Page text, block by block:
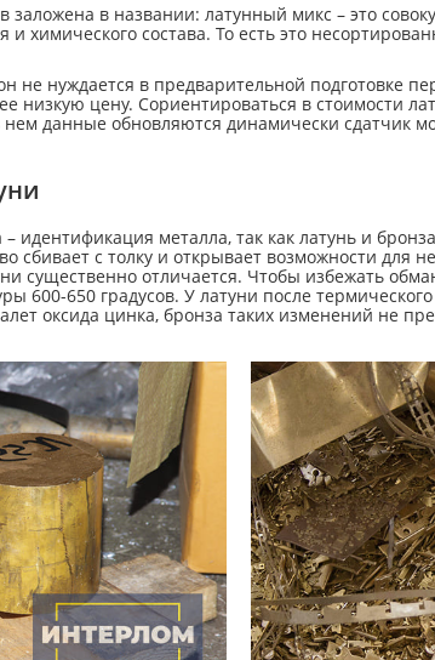
заложена в названии: латунный микс – это
и химического состава. То есть это
не нуждается в предварительной подготовке
низкую цену. Сориентироваться в стоимости
данные обновляются динамически сдатчик
идентификация металла, так как латунь и
сбивает с толку и открывает возможности для
существенно отличается. Чтобы избежать
600-650 градусов. У латуни после
оксида цинка, бронза таких изменений не